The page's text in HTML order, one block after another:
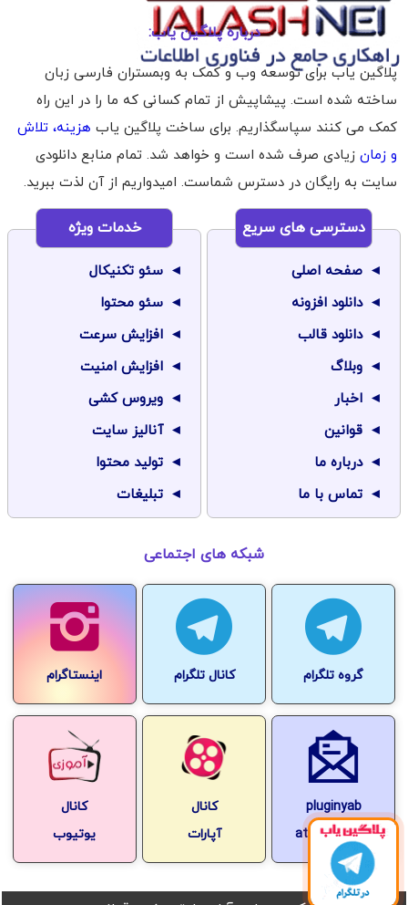
درباره پلاگین یاب:
پلاگین یاب برای توسعه وب و کمک به وبمستران فارسی زبان
ساخته شده است. پیشاپیش از تمام کسانی که ما را در این راه
کمک می کنند سپاسگذاریم. برای ساخت پلاگین یاب هزینه، تلاش
و زمان زیادی صرف شده است و خواهد شد. تمام منابع دانلودی
سایت به رایگان در دسترس شماست. امیدواریم از آن لذت ببرید.
دسترسی های سریع
صفحه اصلی
دانلود افزونه
دانلود قالب
وبلاگ
اخبار
قوانین
درباره ما
تماس با ما
خدمات ویژه
سئو تکنیکال
سئو محتوا
افزایش سرعت
افزایش امنیت
ویروس کشی
آنالیز سایت
تولید محتوا
تبلیغات
شبکه های اجتماعی
گروه تلگرام کانال تلگرام اینستاگرام
pluginyab
at-gmail.com
کانال
آپارات
کانال
یوتیوب